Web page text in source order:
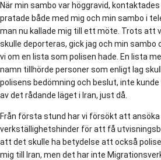
När min sambo var höggravid,
pratade både med mig och min sambo i
man nu kallade mig till ett möte. Trots att
skulle deporteras, gick jag och min
vi om en lista som polisen hade. En lista
namn tillhörde personer som enligt lag
polisens bedömning och beslut, inte
av det rådande läget i Iran, just då.
Från första stund har vi försökt att
verkställighetshinder för att få
att det skulle ha betydelse att också
mig till Iran, men det har inte